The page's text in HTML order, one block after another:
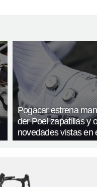
Pogacar estrena
der Poel zapatillas y
novedades vistas en